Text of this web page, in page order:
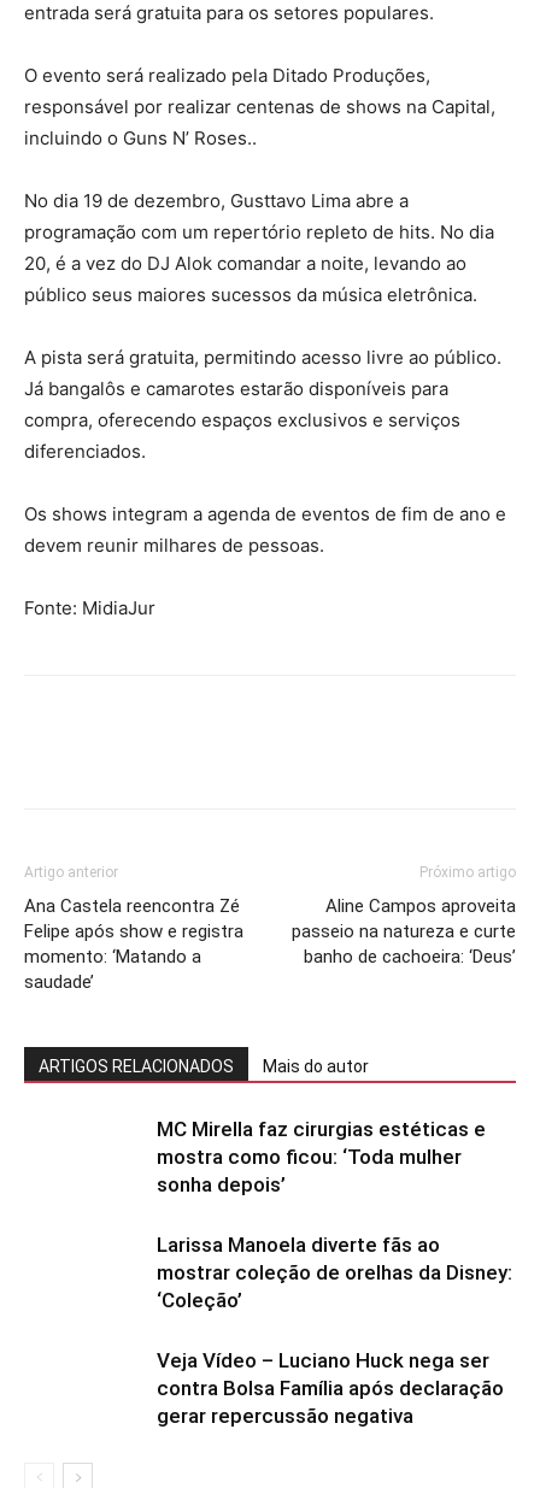
entrada será gratuita para os setores populares.
O evento será realizado pela Ditado Produções,
responsável por realizar centenas de shows na Capital,
incluindo o Guns N’ Roses..
No dia 19 de dezembro, Gusttavo Lima abre a
programação com um repertório repleto de hits. No dia
20, é a vez do DJ Alok comandar a noite, levando ao
público seus maiores sucessos da música eletrônica.
A pista será gratuita, permitindo acesso livre ao público.
Já bangalôs e camarotes estarão disponíveis para
compra, oferecendo espaços exclusivos e serviços
diferenciados.
Os shows integram a agenda de eventos de fim de ano e
devem reunir milhares de pessoas.
Fonte: MidiaJur
Artigo anterior
Ana Castela reencontra Zé
Felipe após show e registra
momento: ‘Matando a
saudade’
Próximo artigo
Aline Campos aproveita
passeio na natureza e curte
banho de cachoeira: ‘Deus’
ARTIGOS RELACIONADOS Mais do autor
MC Mirella faz cirurgias estéticas e
mostra como ficou: ‘Toda mulher
sonha depois’
Larissa Manoela diverte fãs ao
mostrar coleção de orelhas da Disney:
‘Coleção’
Veja Vídeo – Luciano Huck nega ser
contra Bolsa Família após declaração
gerar repercussão negativa